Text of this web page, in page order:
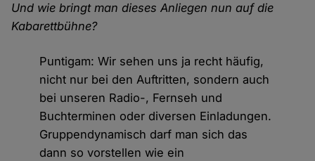
Und wie bringt man dieses Anliegen nun auf die
Kabarettbühne?
Puntigam: Wir sehen uns ja recht häufig,
nicht nur bei den Auftritten, sondern auch
bei unseren Radio-, Fernseh und
Buchterminen oder diversen Einladungen.
Gruppendynamisch darf man sich das
dann so vorstellen wie ein